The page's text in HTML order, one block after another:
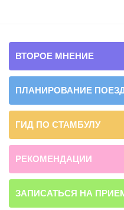
ВТОРОЕ МНЕНИЕ
ПЛАНИРОВАНИЕ
ГИД ПО СТАМБУЛУ
РЕКОМЕНДАЦИИ
ЗАПИСАТЬСЯ НА